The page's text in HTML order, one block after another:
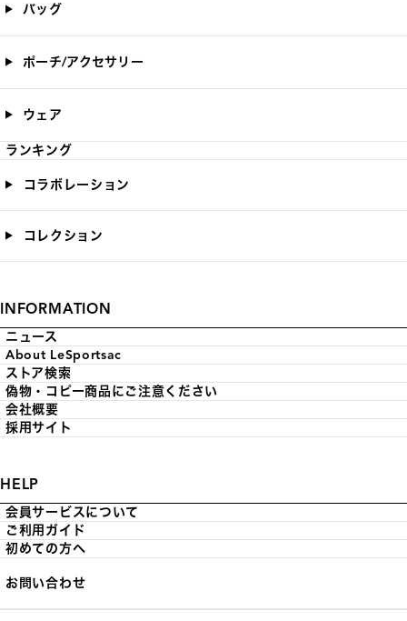
バッグ
ポーチ/アクセサリー
ウェア
ランキング
コラボレーション
コレクション
INFORMATION
ニュース
About LeSportsac
ストア検索
偽物・コピー商品にご注意ください
会社概要
採用サイト
HELP
会員サービスについて
ご利用ガイド
初めての方へ
お問い合わせ